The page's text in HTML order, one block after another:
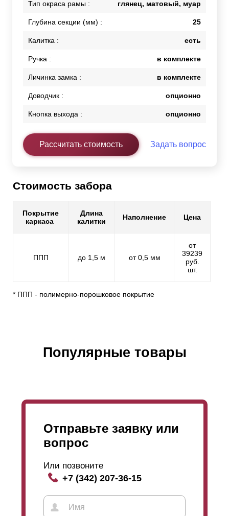
Тип окраса рамы : глянец, матовый, муар
Глубина секции (мм) : 25
Калитка : есть
Ручка : в комплекте
Личинка замка : в комплекте
Доводчик : опционно
Кнопка выхода : опционно
Рассчитать стоимость Задать вопрос
Стоимость забора
Покрытие
каркаса
Длина
калитки
Наполнение Цена
ППП до 1,5 м от 0,5 мм
от
39239
руб.
шт.
* ППП - полимерно-порошковое покрытие
Популярные товары
Отправьте заявку или
вопрос
Или позвоните
+7 (342) 207-36-15